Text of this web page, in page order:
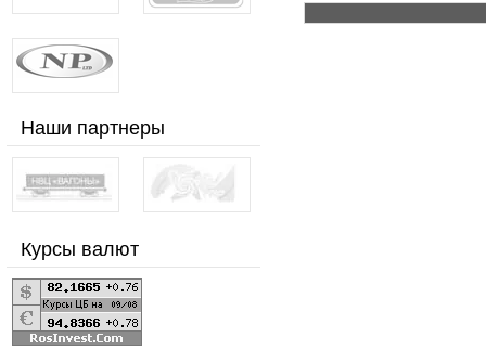
Наши партнеры
Курсы валют